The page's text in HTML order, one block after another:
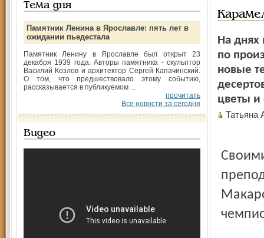
Тема дня
Памятник Ленина в Ярославле: пять лет в
ожидании пьедестала
Памятник Ленину в Ярославле был открыт 23
декабря 1939 года. Авторы памятника - скульптор
Василий Козлов и архитектор Сергей Капачинский.
О том, что предшествовало этому событию,
рассказывается в публикуемом ...
прочитать
Все новости за сегодня
Видео
На днях
по
новые
цветы и